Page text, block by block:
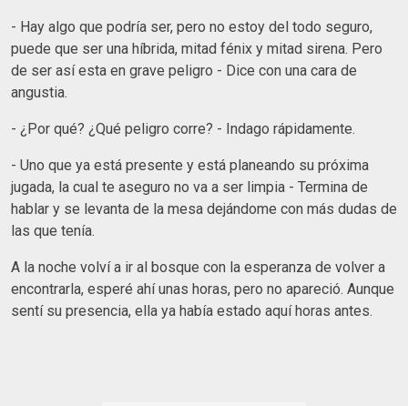
- Hay algo que podría ser, pero no estoy del todo seguro,
puede que ser una híbrida, mitad fénix y mitad sirena. Pero
de ser así esta en grave peligro - Dice con una cara de
angustia.
- ¿Por qué? ¿Qué peligro corre? - Indago rápidamente.
- Uno que ya está presente y está planeando su próxima
jugada, la cual te aseguro no va a ser limpia - Termina de
hablar y se levanta de la mesa dejándome con más dudas de
las que tenía.
A la noche volví a ir al bosque con la esperanza de volver a
encontrarla, esperé ahí unas horas, pero no apareció. Aunque
sentí su presencia, ella ya había estado aquí horas antes.